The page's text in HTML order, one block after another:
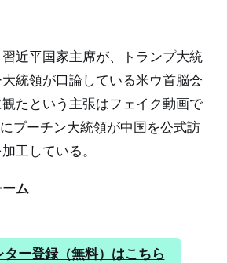
近平国家主席が、トランプ大統
統領が口論している米ウ首脳会
たという主張はフェイク動画で
プーチン大統領が中国を公式訪
工している。
ム
ター登録（無料）はこちら